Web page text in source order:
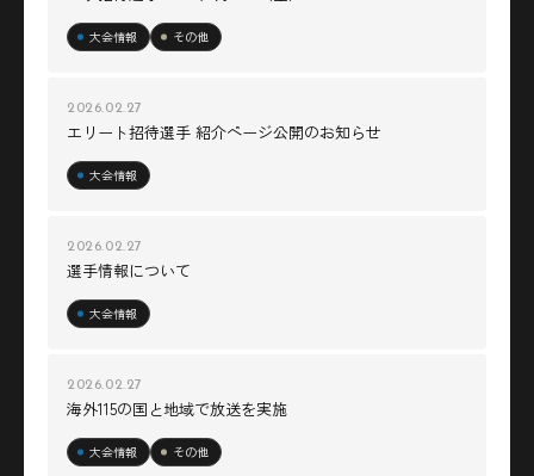
大会情報 その他
2026.02.27
エリート招待選手 紹介ページ公開のお知らせ
大会情報
2026.02.27
選手情報について
大会情報
2026.02.27
海外115の国と地域で放送を実施
大会情報 その他